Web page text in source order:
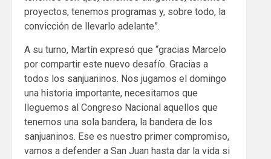
proyectos, tenemos programas y, sobre todo, la
convicción de llevarlo adelante”.
A su turno, Martín expresó que “gracias Marcelo
por compartir este nuevo desafío. Gracias a
todos los sanjuaninos. Nos jugamos el domingo
una historia importante, necesitamos que
lleguemos al Congreso Nacional aquellos que
tenemos una sola bandera, la bandera de los
sanjuaninos. Ese es nuestro primer compromiso,
vamos a defender a San Juan hasta dar la vida si